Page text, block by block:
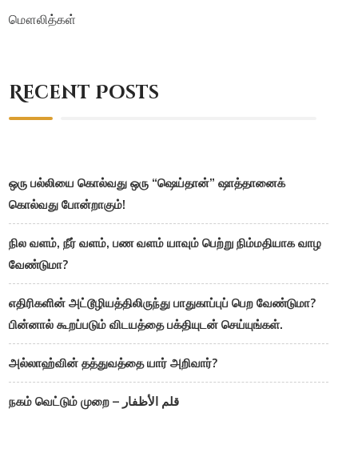
மௌலித்கள்
Recent Posts
ஒரு பல்லியை கொல்வது ஒரு “ஷெய்தான்” ஷாத்தானைக்
கொல்வது போன்றாகும்!
நில வளம், நீர் வளம், பண வளம் யாவும் பெற்று நிம்மதியாக வாழ
வேண்டுமா?
எதிரிகளின் அட்டூழியத்திலிருந்து பாதுகாப்புப் பெற வேண்டுமா?
பின்னால் கூறப்படும் விடயத்தை பக்தியுடன் செய்யுங்கள்.
அல்லாஹ்வின் தத்துவத்தை யார் அறிவார்?
நகம் வெட்டும் முறை – قلم الأظفار